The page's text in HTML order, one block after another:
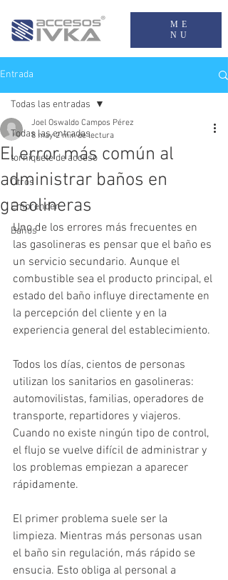
ME
NU
Entrada
Todas las entradas
torniquete de acceso
Otros
Emprender
Baños
Todas las entradas
El error más común al
administrar baños en
gasolineras
Joel Oswaldo Campos Pérez
8 may 2 min de lectura
Uno de los errores más frecuentes en
las gasolineras es pensar que el baño es
un servicio secundario. Aunque el
combustible sea el producto principal, el
estado del baño influye directamente en
la percepción del cliente y en la
experiencia general del establecimiento.
Todos los días, cientos de personas
utilizan los sanitarios en gasolineras:
automovilistas, familias, operadores de
transporte, repartidores y viajeros.
Cuando no existe ningún tipo de control,
el flujo se vuelve difícil de administrar y
los problemas empiezan a aparecer
rápidamente.
El primer problema suele ser la
limpieza. Mientras más personas usan
el baño sin regulación, más rápido se
ensucia. Esto obliga al personal a